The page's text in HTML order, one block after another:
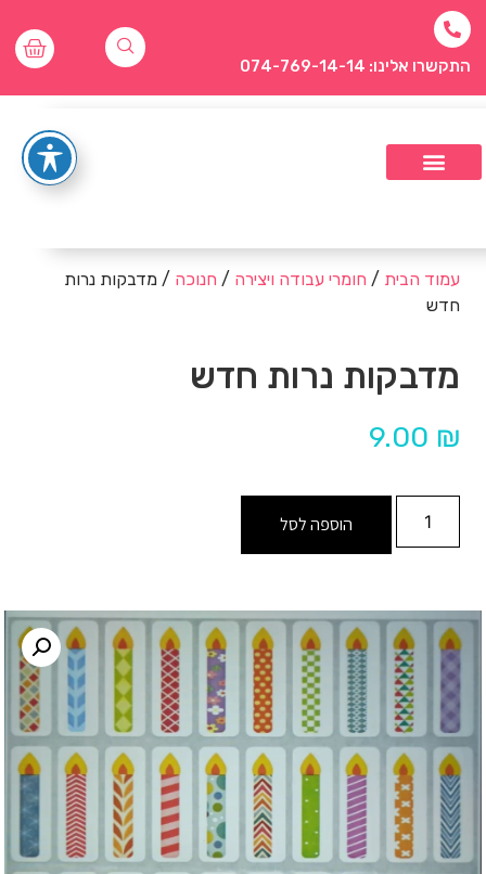
התקשרו אלינו: 074-769-14-14
עמוד הבית / חומרי עבודה ויצירה / חנוכה / מדבקות נרות
חדש
מדבקות נרות חדש
9.00 ₪
הוספה לסל